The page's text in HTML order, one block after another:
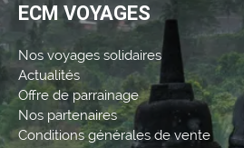
ECM VOYAGES
Nos voyages solidaires
Actualités
Offre de parrainage
Nos partenaires
Conditions générales de vente